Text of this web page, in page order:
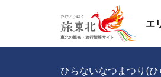
エ
ひらないなつまつり(